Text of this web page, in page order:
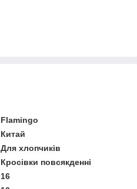
Flamingo
Китай
Для хлопчиків
Кросівки повсякденні
16